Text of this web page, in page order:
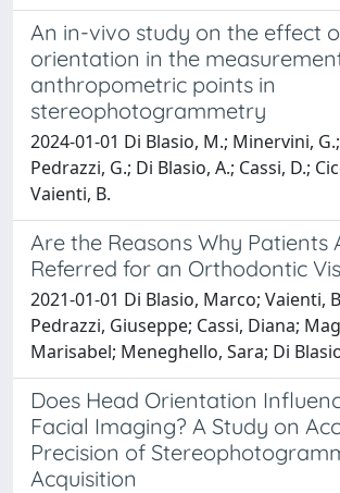
An in-vivo study on the effect
orientation in the
anthropometric points in
stereophotogrammetry
2024-01-01 Di Blasio, M.; Minervini,
Pedrazzi, G.; Di Blasio, A.; Cassi, D.;
Vaienti, B.
Are the Reasons Why Patients
Referred for an Orthodontic
2021-01-01 Di Blasio, Marco; Vaienti,
Pedrazzi, Giuseppe; Cassi, Diana;
Marisabel; Meneghello, Sara; Di
Does Head Orientation
Facial Imaging? A Study on
Precision of
Acquisition